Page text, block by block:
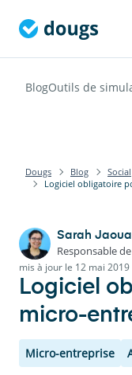
BlogOutils de
Dougs Blog
Social
Logiciel obligatoire
Sarah
Responsable
mis à jour le 12 mai 2019
Logiciel
micro-
Micro-entreprise